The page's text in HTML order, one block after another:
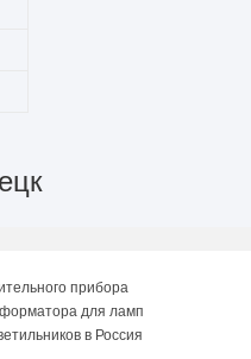
прибора
для ламп
в Россия